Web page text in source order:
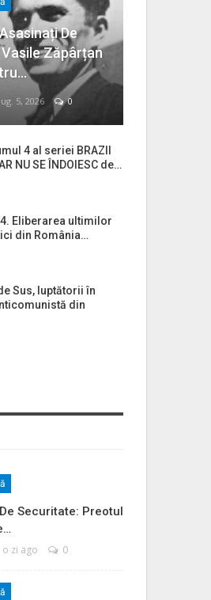
De
Zăpârțan
5, 2026 0
4 al seriei BRAZII
NU SE ÎNDOIESC de…
Eliberarea ultimilor
din România…
Sus, luptătorii în
din
Securitate: Preotul
o zi ago 0